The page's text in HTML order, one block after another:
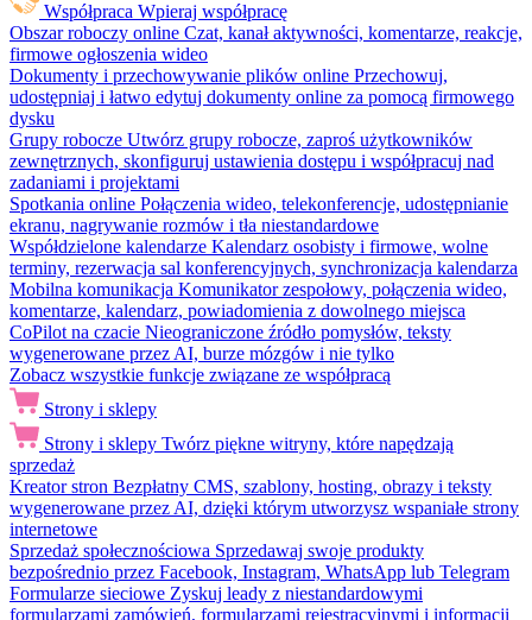
Współpraca Wpieraj współpracę
Obszar roboczy online Czat, kanał aktywności, komentarze, reakcje,
firmowe ogłoszenia wideo
Dokumenty i przechowywanie plików online Przechowuj,
udostępniaj i łatwo edytuj dokumenty online za pomocą firmowego
dysku
Grupy robocze Utwórz grupy robocze, zaproś użytkowników
zewnętrznych, skonfiguruj ustawienia dostępu i współpracuj nad
zadaniami i projektami
Spotkania online Połączenia wideo, telekonferencje, udostępnianie
ekranu, nagrywanie rozmów i tła niestandardowe
Współdzielone kalendarze Kalendarz osobisty i firmowe, wolne
terminy, rezerwacja sal konferencyjnych, synchronizacja kalendarza
Mobilna komunikacja Komunikator zespołowy, połączenia wideo,
komentarze, kalendarz, powiadomienia z dowolnego miejsca
CoPilot na czacie Nieograniczone źródło pomysłów, teksty
wygenerowane przez AI, burze mózgów i nie tylko
Zobacz wszystkie funkcje związane ze współpracą
Strony i sklepy
Strony i sklepy Twórz piękne witryny, które napędzają
sprzedaż
Kreator stron Bezpłatny CMS, szablony, hosting, obrazy i teksty
wygenerowane przez AI, dzięki którym utworzysz wspaniałe strony
internetowe
Sprzedaż społecznościowa Sprzedawaj swoje produkty
bezpośrednio przez Facebook, Instagram, WhatsApp lub Telegram
Formularze sieciowe Zyskuj leady z niestandardowymi
formularzami zamówień, formularzami rejestracyjnymi i informacji